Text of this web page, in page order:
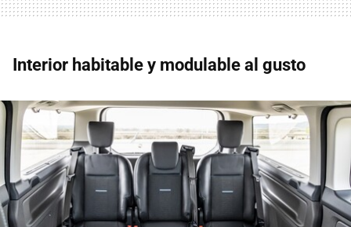
Interior habitable y modulable al gusto